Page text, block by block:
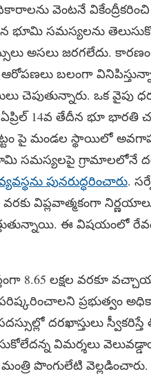
వెంటనే వికేంద్రీకరించి
సమస్యలను
అసలు జరగలేదు.
బలంగా
చెపుతున్నారు. ఒక వైపు
14వ తేదీన భూ భారతి
పై మండల స్థాయిలో
సమస్యలపై గ్రామాలలోనే
పునరుద్ధరించారు.
వరకు విప్లవాత్మకంగా
ఈ విషయంలో
8.65 లక్షల వరకూ
ప్రభుత్వం
దరఖాస్తులు స్వీకరిస్తే
విమర్శలు
పొంగులేటి